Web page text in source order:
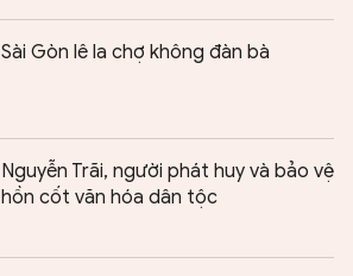
Sài Gòn lê la chợ không đàn bà
Nguyễn Trãi, người phát huy và bảo vệ
hồn cốt văn hóa dân tộc